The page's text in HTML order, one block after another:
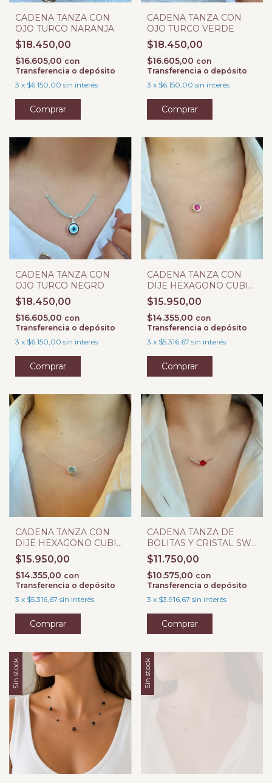
CADENA TANZA CON
OJO TURCO NARANJA
$18.450,00
$16.605,00 con
Transferencia o depósito
3 x $6.150,00 sin interés
CADENA TANZA CON
OJO TURCO VERDE
$18.450,00
$16.605,00 con
Transferencia o depósito
3 x $6.150,00 sin interés
CADENA TANZA CON
OJO TURCO NEGRO
$18.450,00
$16.605,00 con
Transferencia o depósito
3 x $6.150,00 sin interés
CADENA TANZA CON
DIJE HEXAGONO CUBIC
ROJO
$15.950,00
$14.355,00 con
Transferencia o depósito
3 x $5.316,67 sin interés
CADENA TANZA CON
DIJE HEXAGONO CUBIC
TURQUESA
$15.950,00
$14.355,00 con
Transferencia o depósito
3 x $5.316,67 sin interés
CADENA TANZA DE
BOLITAS Y CRISTAL SW
BICONO ROJO
$11.750,00
$10.575,00 con
Transferencia o depósito
3 x $3.916,67 sin interés
Sin stock Sin stock